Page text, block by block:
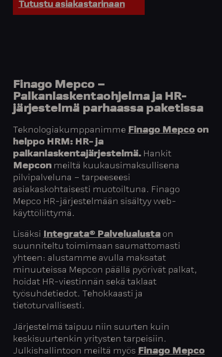
Tutustu asiakastarinaan
Finago Mepco –
Palkanlaskentaohjelma ja HR-
järjestelmä parhaassa paketissa
Teknologiakumppanimme Finago Mepco on
helppo HRM: HR- ja
palkanlaskentajärjestelmä. Hankit
Mepcon meiltä kuukausimaksullisena
pilvipalveluna – tarpeeseesi
asiakaskohtaisesti muotoiltuna. Finago
Mepco HR-järjestelmään sisältyy web-
käyttöliittymä.
Lisäksi Integrata® Palvelualusta on
suunniteltu toimimaan saumattomasti
yhteen: alustamme avulla maksatat
minuuteissa Mepcon päällä pyörivät palkat,
hoidat HR-viestinnän sekä taklaat
työsuhdetiedot. Tehokkaasti ja
tietoturvallisesti.
Järjestelmä taipuu niin suurten kuin
keskisuurtenkin yritysten tarpeisiin.
Julkishallintoon meiltä myös
Finago Mepco